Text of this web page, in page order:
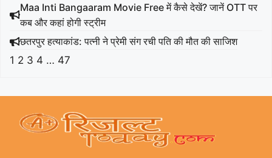
Maa Inti Bangaaram Movie Free में कैसे देखें? जानें OTT पर
कब और कहां होगी स्ट्रीम
छतरपुर हत्याकांड: पत्नी ने प्रेमी संग रची पति की मौत की साजिश
1 2 3 4 … 47